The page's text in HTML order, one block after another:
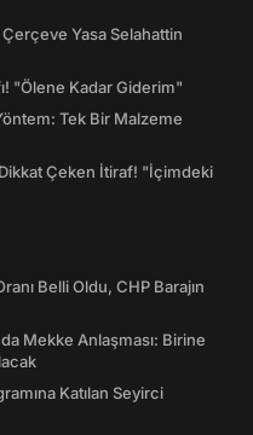
Yasa Selahattin
"Ölene Kadar Giderim"
Tek Bir Malzeme
Çeken İtiraf! "İçimdeki
Belli Oldu, CHP Barajın
Mekke Anlaşması: Birine
Katılan Seyirci